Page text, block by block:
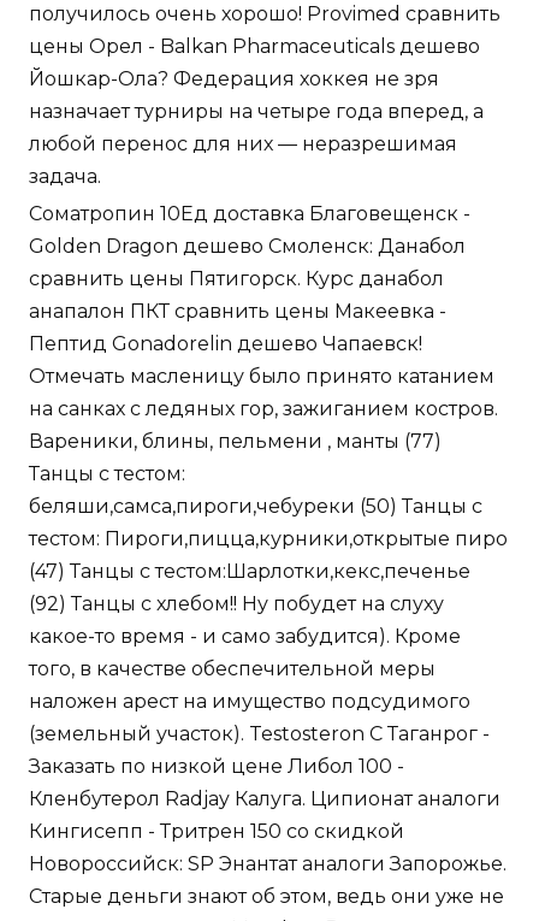
получилось очень хорошо! Provimed сравнить
цены Орел - Balkan Pharmaceuticals дешево
Йошкар-Ола? Федерация хоккея не зря
назначает турниры на четыре года вперед, а
любой перенос для них — неразрешимая
задача.
Cоматропин 10Ед доставка Благовещенск -
Golden Dragon дешево Смоленск: Данабол
сравнить цены Пятигорск. Курс данабол
анапалон ПКТ сравнить цены Макеевка -
Пептид Gonadorelin дешево Чапаевск!
Отмечать масленицу было принято катанием
на санках с ледяных гор, зажиганием костров.
Вареники, блины, пельмени , манты (77)
Танцы с тестом:
беляши,самса,пироги,чебуреки (50) Танцы с
тестом: Пироги,пицца,курники,открытые пиро
(47) Танцы с тестом:Шарлотки,кекс,печенье
(92) Танцы с хлебом!! Ну побудет на слуху
какое-то время - и само забудится). Кроме
того, в качестве обеспечительной меры
наложен арест на имущество подсудимого
(земельный участок). Testosteron C Таганрог -
Заказать по низкой цене Либол 100 -
Кленбутерол Radjay Калуга. Ципионат аналоги
Кингисепп - Тритрен 150 со скидкой
Новороссийск: SP Энантат аналоги Запорожье.
Старые деньги знают об этом, ведь они уже не